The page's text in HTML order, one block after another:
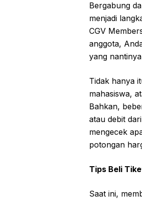
Bergabung
menjadi
CGV
anggota,
yang
Tidak hanya
mahasiswa,
Bahkan,
atau debit
mengecek
potongan
Tips Beli
Saat ini,